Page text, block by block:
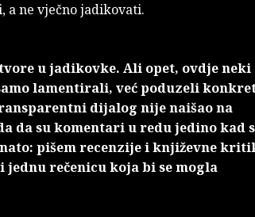
a ne vječno jadikovati.
u jadikovke. Ali opet, ovdje neki
lamentirali, već poduzeli
dijalog nije naišao na
da su komentari u redu jedino kad
pišem recenzije i književne
rečenicu koja bi se mogla